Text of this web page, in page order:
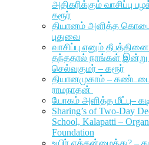
அதிகரிக்கும் வாசிப்பு
கரூர்
தியானம் அளித்த
புதுவை
வாசிப்பு எனும்
தந்ததால் நாங்கள் இன்று
செல்வகுமர் – கரூர்
தியானமுகாம் –
ராமநாதன்
யோகம் அளித்த மீட்பு–
Sharing’s of Two-Day
School, Kalapatti –
Foundation
உயிர் எத்தன்மைத்து? –